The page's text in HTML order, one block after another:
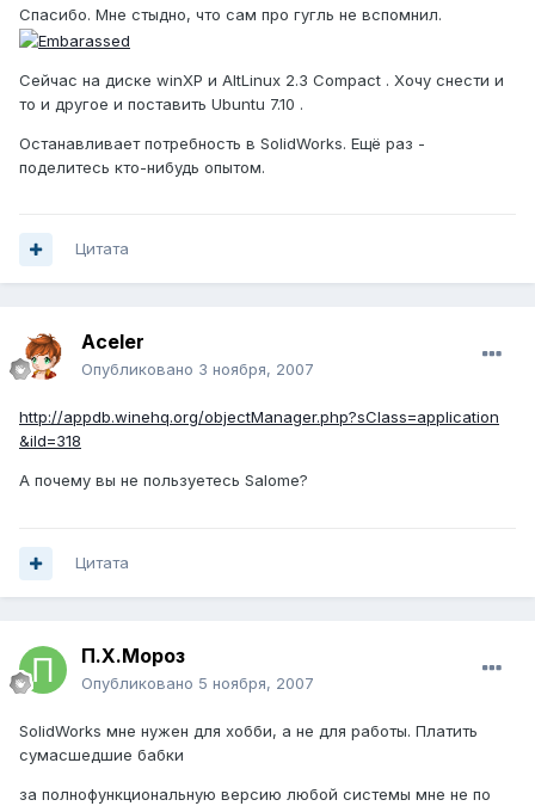
Спасибо. Мне стыдно, что сам про гугль не вспомнил.
Сейчас на диске winXP и AltLinux 2.3 Compact . Хочу снести и
то и другое и поставить Ubuntu 7.10 .
Останавливает потребность в SolidWorks. Ещё раз -
поделитесь кто-нибудь опытом.
Цитата
Aceler
Опубликовано 3 ноября, 2007
http://appdb.winehq.org/objectManager.php?sClass=application
&iId=318
А почему вы не пользуетесь Salome?
Цитата
П.Х.Мороз
Опубликовано 5 ноября, 2007
SolidWorks мне нужен для хобби, а не для работы. Платить
сумасшедшие бабки
за полнофункциональную версию любой системы мне не по